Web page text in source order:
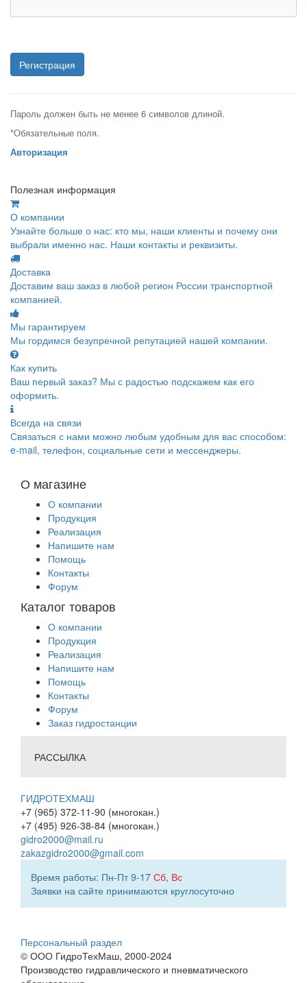
Пароль должен быть не менее 6 символов длиной.
*Обязательные поля.
Авторизация
Полезная информация
О компании
Узнайте больше о нас: кто мы, наши клиенты и почему они
выбрали именно нас. Наши контакты и реквизиты.
Доставка
Доставим ваш заказ в любой регион России транспортной
компанией.
Мы гарантируем
Мы гордимся безупречной репутацией нашей компании.
Как купить
Ваш первый заказ? Мы с радостью подскажем как его
оформить.
Всегда на связи
Связаться с нами можно любым удобным для вас способом:
e-mail, телефон, социальные сети и мессенджеры.
О магазине
О компании
Продукция
Реализация
Напишите нам
Помощь
Контакты
Форум
Каталог товаров
О компании
Продукция
Реализация
Напишите нам
Помощь
Контакты
Форум
Заказ гидростанции
РАССЫЛКА
ГИДРОТЕХМАШ
+7 (965) 372-11-90 (многокан.)
+7 (495) 926-38-84 (многокан.)
gidro2000@mail.ru
zakazgidro2000@gmail.com
Время работы: Пн-Пт 9-17 Сб, Вс
Заявки на сайте принимаются круглосуточно
Персональный раздел
© ООО ГидроТехМаш, 2000-2024
Производство гидравлического и пневматического